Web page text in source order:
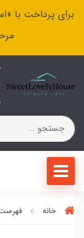
برای پرداخت با
خانه